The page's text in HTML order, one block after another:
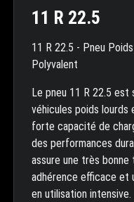
11 R 22.5
11 R 22.5 - Pneu
Polyvalent
Le pneu 11 R 22.5
véhicules poids
forte capacité de
des performances
assure une très bonne
adhérence efficace et
en utilisation intensive.